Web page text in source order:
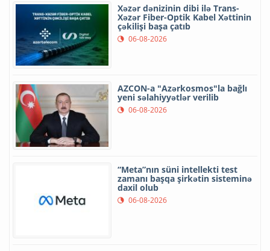
Xəzər dənizinin dibi ilə Trans-
Xəzər Fiber-Optik Kabel Xəttinin
çəkilişi başa çatıb
06-08-2026
AZCON-a "Azərkosmos"la bağlı
yeni səlahiyyətlər verilib
06-08-2026
“Meta”nın süni intellekti test
zamanı başqa şirkətin sisteminə
daxil olub
06-08-2026